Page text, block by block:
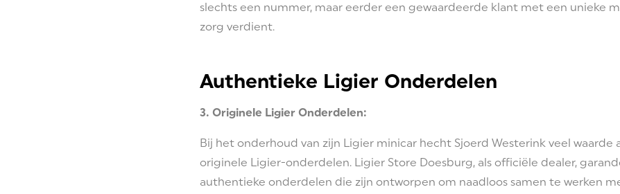
slechts een nummer, maar eerder een gewaardeerde klant met een unieke
zorg verdient.
Authentieke Ligier Onderdelen
3. Originele Ligier Onderdelen:
Bij het onderhoud van zijn Ligier minicar hecht Sjoerd Westerink veel waarde
originele Ligier-onderdelen. Ligier Store Doesburg, als officiële dealer,
authentieke onderdelen die zijn ontworpen om naadloos samen te werken